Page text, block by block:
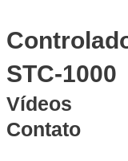
STC-1000
Vídeos
Contato